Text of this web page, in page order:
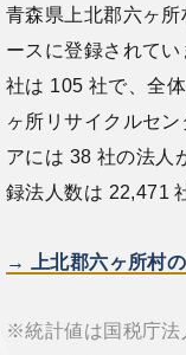
青森県上北郡六ヶ
ースに登録されて
社は 105 社で、全
ヶ所リサイクルセ
アには 38 社の法人
録法人数は 22,471
→ 上北郡六ヶ所村
※統計値は国税庁法